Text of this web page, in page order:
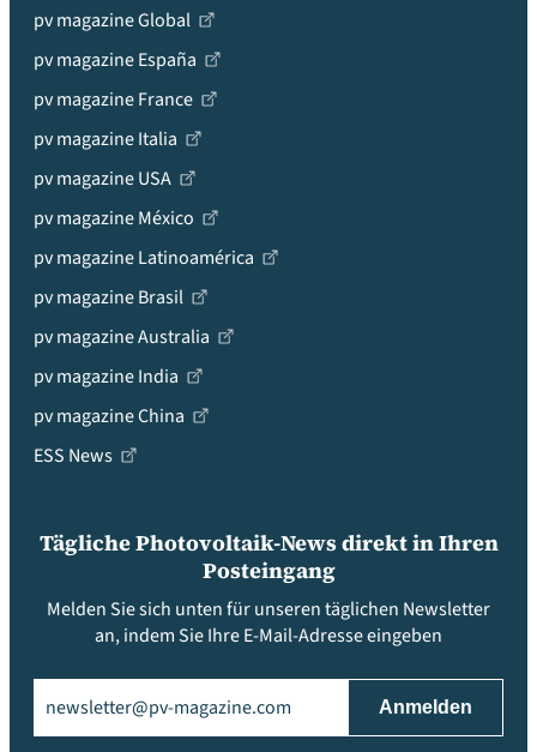
pv magazine Global
pv magazine España
pv magazine France
pv magazine Italia
pv magazine USA
pv magazine México
pv magazine Latinoamérica
pv magazine Brasil
pv magazine Australia
pv magazine India
pv magazine China
ESS News
Tägliche Photovoltaik-News direkt in Ihren
Posteingang
Melden Sie sich unten für unseren täglichen Newsletter
an, indem Sie Ihre E-Mail-Adresse eingeben